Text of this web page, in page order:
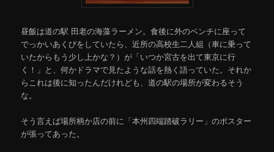
昼飯は道の駅 田老の海藻ラーメン。食後に外のベンチに座って
でっかいあくびをしていたら、近所の高校生二人組（車に乗って
いたからもう少し上かな？）が「いつか宮古を出て東京に行
く！」と、何かドラマで見たような話を熱く語っていた。それか
らこれは後に知ったんだけれども、道の駅の場所が変わるそう
な。
そう言えば場所柄か店の前に「本州四端踏破ラリー」のポスター
が張ってあった。